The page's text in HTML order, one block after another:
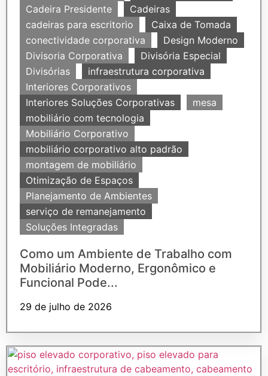
Cadeira Presidente
Cadeiras
cadeiras para escritorio
Caixa de Tomada
conectividade corporativa
Design Moderno
Divisoria Corporativa
Divisória Especial
Divisórias
infraestrutura corporativa
Interiores Corporativos
Interiores Soluções Corporativas
mesa
mobiliário com tecnologia
Mobiliário Corporativo
mobiliário corporativo alto padrão
montagem de mobiliário
Otimização de Espaços
Planejamento de Ambientes
serviço de remanejamento
Soluções Integradas
Como um Ambiente de Trabalho com
Mobiliário Moderno, Ergonômico e
Funcional Pode...
29 de julho de 2026